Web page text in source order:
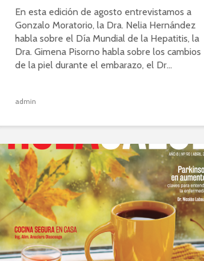
En esta edición de agosto entrevistamos a
Gonzalo Moratorio, la Dra. Nelia Hernández
habla sobre el Día Mundial de la Hepatitis, la
Dra. Gimena Pisorno habla sobre los cambios
de la piel durante el embarazo, el Dr...
admin